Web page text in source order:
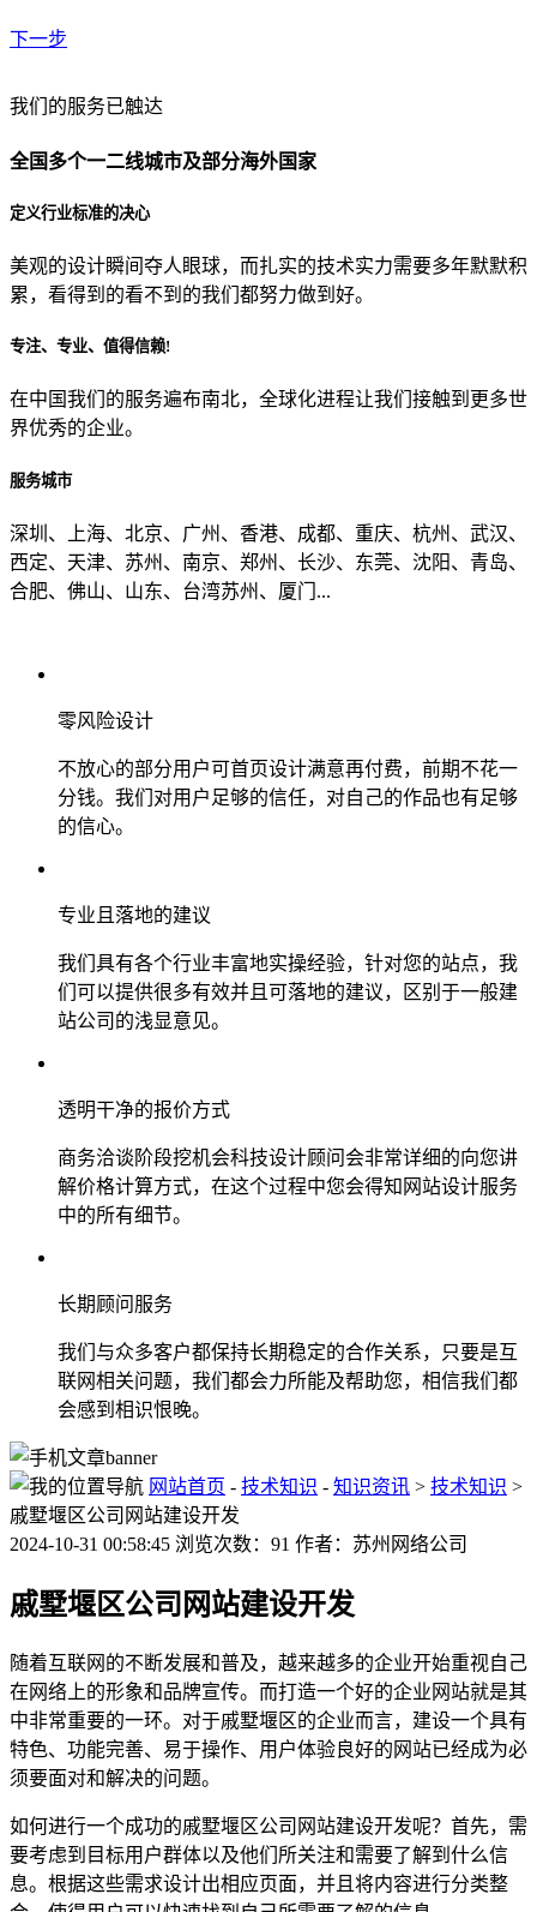
下一步
贵公司预算范围是？
贵公司的团队规模是？
目前主要的营销渠道是？
我们的服务已触达
全国多个一二线城市及部分海外国家
定义行业标准的决心
美观的设计瞬间夺人眼球，而扎实的技术实力需要多年默默积
累，看得到的看不到的我们都努力做到好。
专注、专业、值得信赖!
在中国我们的服务遍布南北，全球化进程让我们接触到更多世
界优秀的企业。
服务城市
深圳、上海、北京、广州、香港、成都、重庆、杭州、武汉、
西定、天津、苏州、南京、郑州、长沙、东莞、沈阳、青岛、
合肥、佛山、山东、台湾苏州、厦门...
零风险设计
不放心的部分用户可首页设计满意再付费，前期不花一
分钱。我们对用户足够的信任，对自己的作品也有足够
的信心。
专业且落地的建议
我们具有各个行业丰富地实操经验，针对您的站点，我
们可以提供很多有效并且可落地的建议，区别于一般建
站公司的浅显意见。
透明干净的报价方式
商务洽谈阶段挖机会科技设计顾问会非常详细的向您讲
解价格计算方式，在这个过程中您会得知网站设计服务
中的所有细节。
长期顾问服务
我们与众多客户都保持长期稳定的合作关系，只要是互
联网相关问题，我们都会力所能及帮助您，相信我们都
会感到相识恨晚。
网站首页 - 技术知识 - 知识资讯 > 技术知识 >
戚墅堰区公司网站建设开发
2024-10-31 00:58:45 浏览次数：91 作者：苏州网络公司
戚墅堰区公司网站建设开发
随着互联网的不断发展和普及，越来越多的企业开始重视自己
在网络上的形象和品牌宣传。而打造一个好的企业网站就是其
中非常重要的一环。对于戚墅堰区的企业而言，建设一个具有
特色、功能完善、易于操作、用户体验良好的网站已经成为必
须要面对和解决的问题。
如何进行一个成功的戚墅堰区公司网站建设开发呢？首先，需
要考虑到目标用户群体以及他们所关注和需要了解到什么信
息。根据这些需求设计出相应页面，并且将内容进行分类整